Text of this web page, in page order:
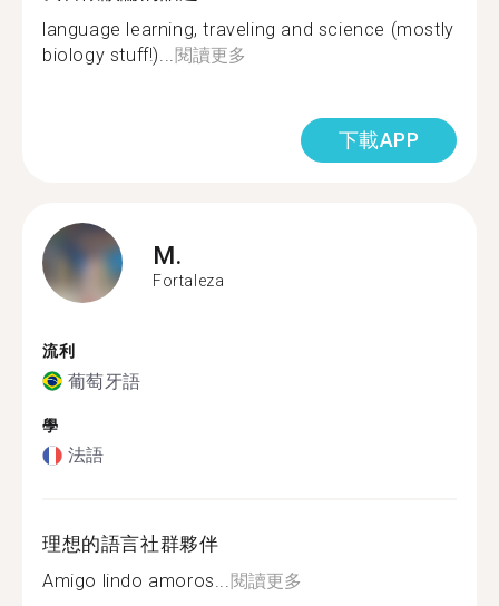
language learning, traveling and science (mostly
biology stuff!)...閱讀更多
下載APP
M.
Fortaleza
流利
葡萄牙語
學
法語
理想的語言社群夥伴
Amigo lindo amoros...閱讀更多